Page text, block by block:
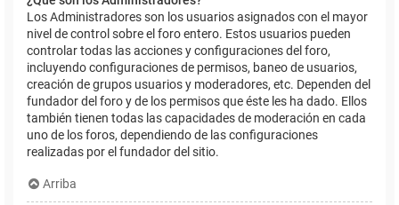
Los Administradores son los usuarios asignados con el mayor
nivel de control sobre el foro entero. Estos usuarios pueden
controlar todas las acciones y configuraciones del foro,
incluyendo configuraciones de permisos, baneo de usuarios,
creación de grupos usuarios y moderadores, etc. Dependen del
fundador del foro y de los permisos que éste les ha dado. Ellos
también tienen todas las capacidades de moderación en cada
uno de los foros, dependiendo de las configuraciones
realizadas por el fundador del sitio.
Arriba